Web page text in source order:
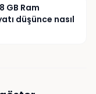
GB Ram
düşünce nasıl